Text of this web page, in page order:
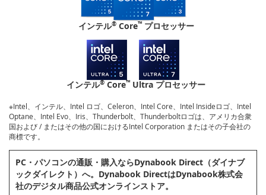
インテル®Core™プロセッサー
インテル® Core™ Ultra プロセッサー
※Intel、インテル、Intel ロゴ、Celeron、Intel Core、Intel Insideロゴ、Intel
Optane、Intel Evo、Iris、Thunderbolt、Thunderboltロゴは、アメリカ合衆
国および / またはその他の国におけるIntel Corporation またはその子会社の
商標です。
PC・パソコンの通販・購⼊ならDynabook Direct（ダイナブ
ックダイレクト）へ。Dynabook DirectはDynabook株式会
社のデジタル商品公式オンラインストア。